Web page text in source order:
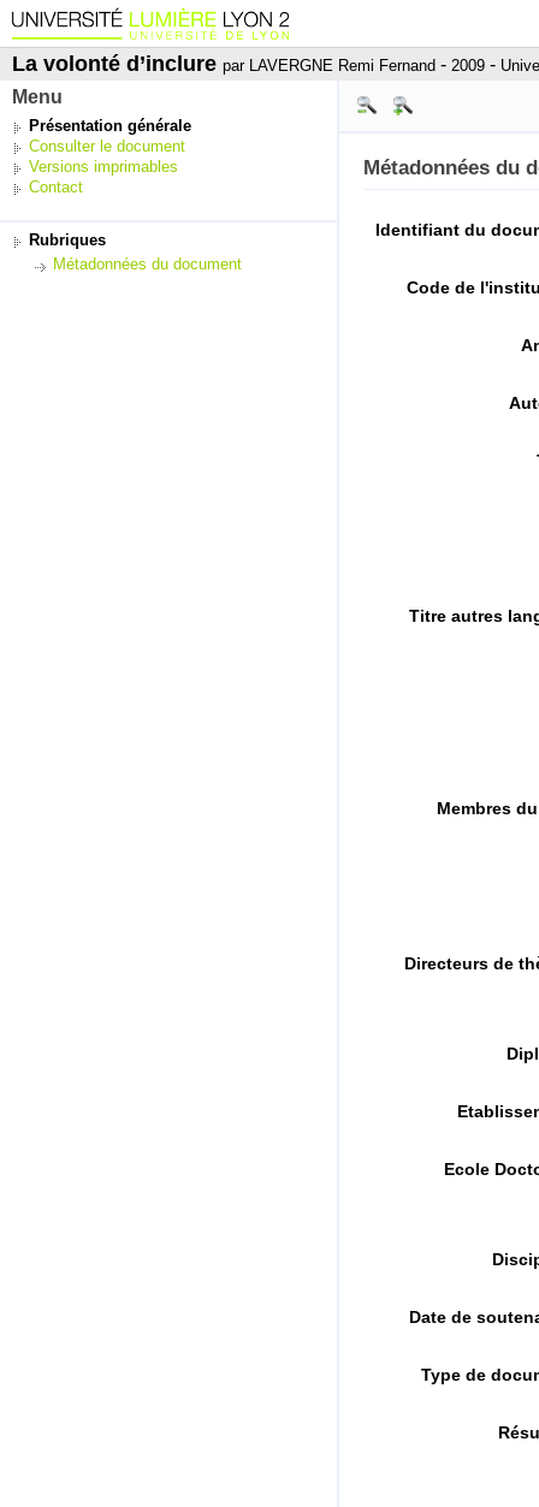
La volonté d’inclure par LAVERGNE Remi Fernand - 2009 -
Menu
Présentation générale
Consulter le document
Versions imprimables
Contact
Rubriques
Métadonnées du document
Métadonnées du
Identifiant du
Code de
Titre autres
Membres
Directeurs de
Ecole
Date de
Type de